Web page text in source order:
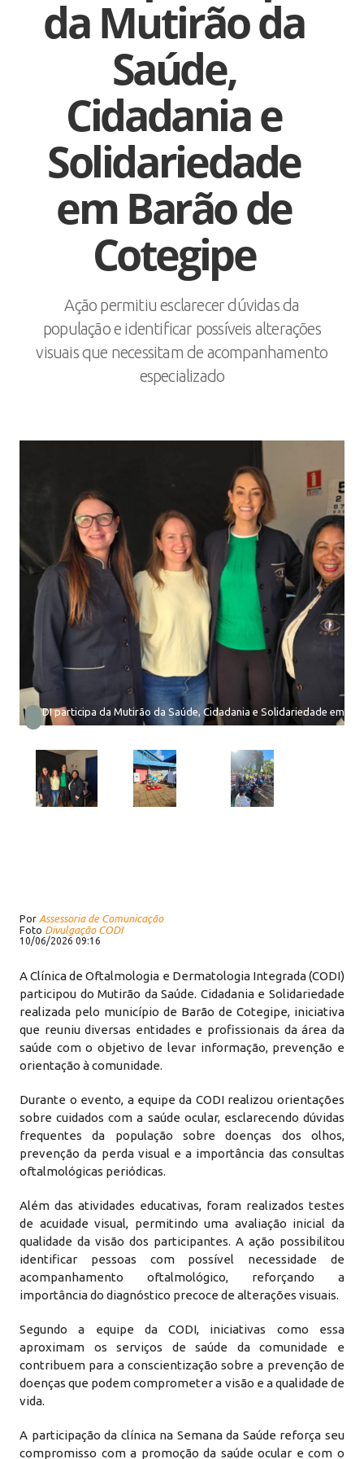
da Mutirão da
Saúde,
Cidadania e
Solidariedade
em Barão de
Cotegipe
Ação permitiu esclarecer dúvidas da
população e identificar possíveis alterações
visuais que necessitam de acompanhamento
especializado
CODI participa da Mutirão da Saúde, Cidadania e Solidariedade em
Por Assessoria de Comunicação
Foto Divulgação CODI
10/06/2026 09:16
A Clínica de Oftalmologia e Dermatologia Integrada (CODI)
participou do Mutirão da Saúde. Cidadania e Solidariedade
realizada pelo município de Barão de Cotegipe, iniciativa
que reuniu diversas entidades e profissionais da área da
saúde com o objetivo de levar informação, prevenção e
orientação à comunidade.
Durante o evento, a equipe da CODI realizou orientações
sobre cuidados com a saúde ocular, esclarecendo dúvidas
frequentes da população sobre doenças dos olhos,
prevenção da perda visual e a importância das consultas
oftalmológicas periódicas.
Além das atividades educativas, foram realizados testes
de acuidade visual, permitindo uma avaliação inicial da
qualidade da visão dos participantes. A ação possibilitou
identificar pessoas com possível necessidade de
acompanhamento oftalmológico, reforçando a
importância do diagnóstico precoce de alterações visuais.
Segundo a equipe da CODI, iniciativas como essa
aproximam os serviços de saúde da comunidade e
contribuem para a conscientização sobre a prevenção de
doenças que podem comprometer a visão e a qualidade de
vida.
A participação da clínica na Semana da Saúde reforça seu
compromisso com a promoção da saúde ocular e com o